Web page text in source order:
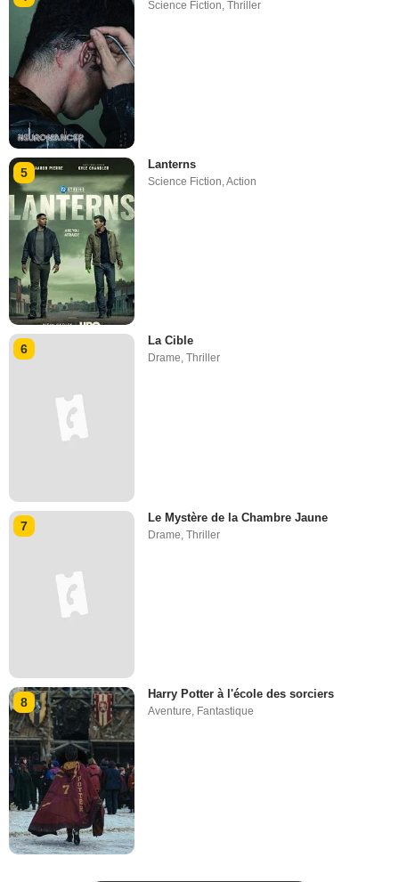
Science Fiction ,Thriller
5
Lanterns
Science Fiction,Action
6
La Cible
Drame,Thriller
7
Le Mystère de la Chambre Jaune
Drame ,Thriller
8
Harry Potter à l'école des sorciers
Aventure, Fantastique